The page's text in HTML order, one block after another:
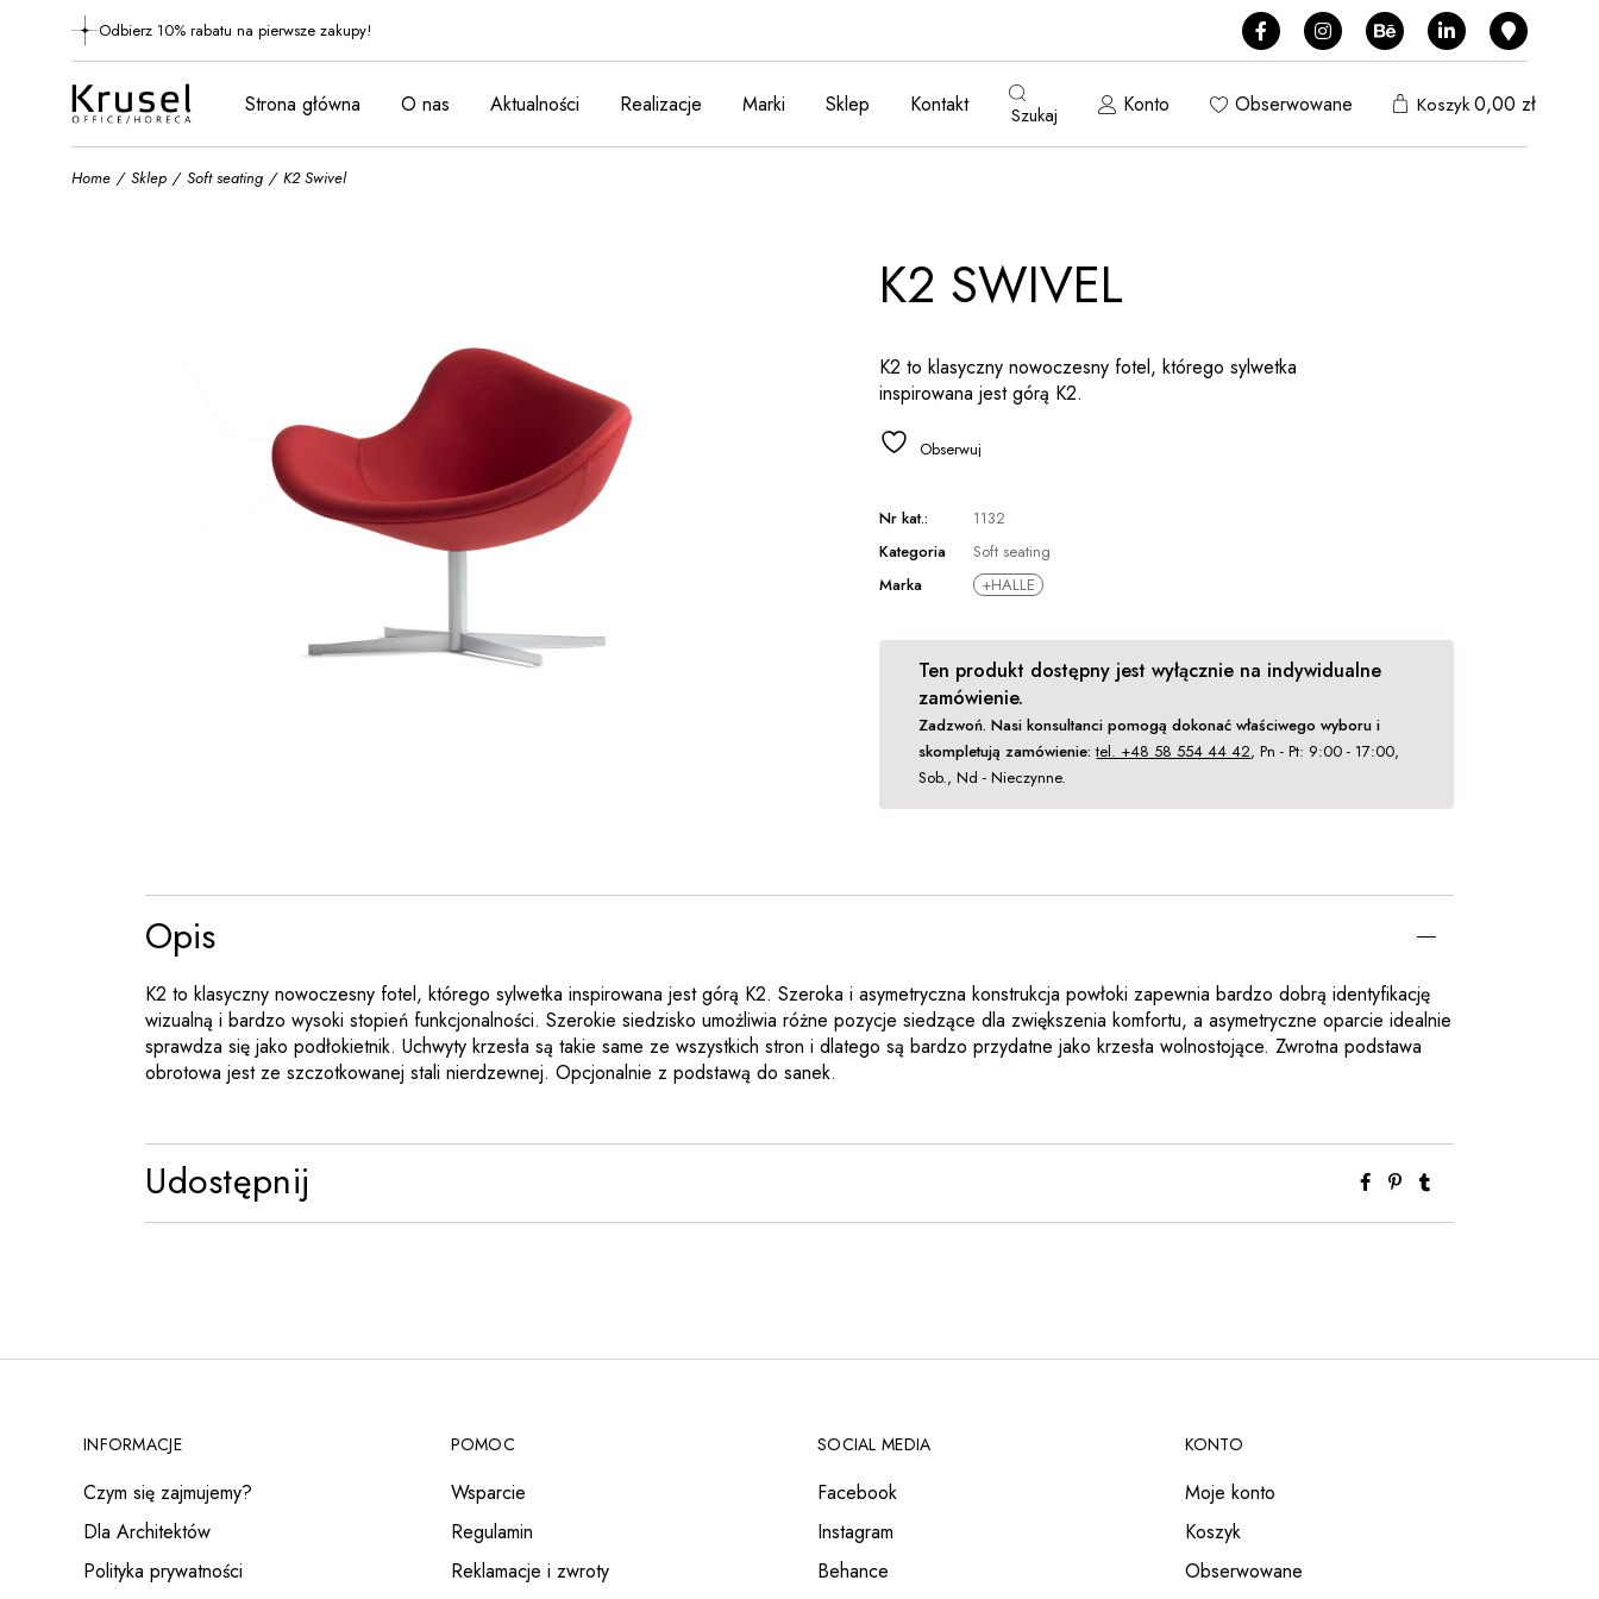
Odbierz 10% rabatu na pierwsze zakupy!
Strona główna O nas Aktualności Realizacje Marki Sklep Kontakt Szukaj Konto Obserwowane Koszyk0,00zł
Home Sklep Soft seating K2 Swivel
K2 SWIVEL
K2 to klasyczny nowoczesny fotel, którego sylwetka
inspirowana jest górą K2.
Obserwuj
Nr kat.:
1132
Kategoria
Soft seating
Marka
+HALLE
Ten produkt dostępny jest wyłącznie na indywidualne
zamówienie.
Zadzwoń. Nasi konsultanci pomogą dokonać właściwego wyboru i
skompletują zamówienie: tel. +48 58 554 44 42, Pn - Pt: 9:00 - 17:00,
Sob., Nd - Nieczynne.
Opis
K2 to klasyczny nowoczesny fotel, którego sylwetka inspirowana jest górą K2. Szeroka i asymetryczna konstrukcja powłoki zapewnia bardzo dobrą identyfikację
wizualną i bardzo wysoki stopień funkcjonalności. Szerokie siedzisko umożliwia różne pozycje siedzące dla zwiększenia komfortu, a asymetryczne oparcie idealnie
sprawdza się jako podłokietnik. Uchwyty krzesła są takie same ze wszystkich stron i dlatego są bardzo przydatne jako krzesła wolnostojące. Zwrotna podstawa
obrotowa jest ze szczotkowanej stali nierdzewnej. Opcjonalnie z podstawą do sanek.
Udostępnij
INFORMACJE
Czym się zajmujemy?
Dla Architektów
Polityka prywatności
POMOC
Wsparcie
Regulamin
Reklamacje i zwroty
SOCIAL MEDIA
Facebook
Instagram
Behance
KONTO
Moje konto
Koszyk
Obserwowane